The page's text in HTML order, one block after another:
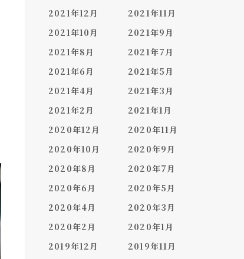
2021年12月
2021年11月
2021年10月
2021年9月
2021年8月
2021年7月
2021年6月
2021年5月
2021年4月
2021年3月
2021年2月
2021年1月
2020年12月
2020年11月
2020年10月
2020年9月
2020年8月
2020年7月
2020年6月
2020年5月
2020年4月
2020年3月
2020年2月
2020年1月
2019年12月
2019年11月